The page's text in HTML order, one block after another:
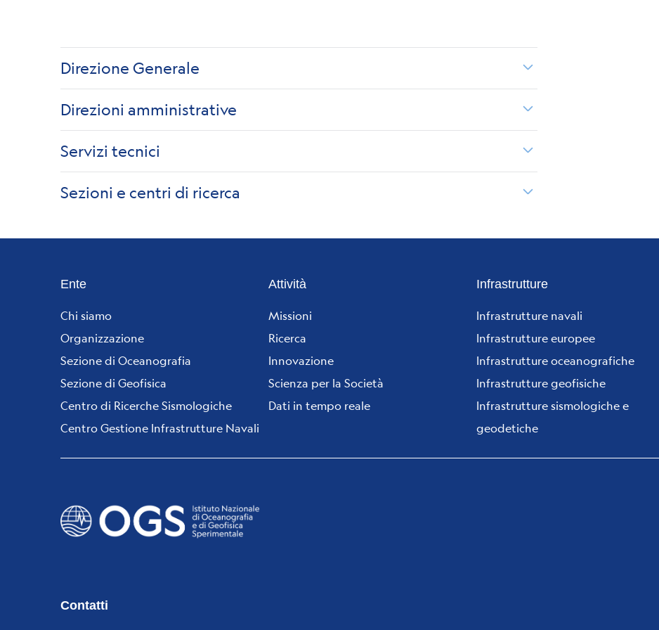
Direzione Generale
Direzioni amministrative
Servizi tecnici
Sezioni e centri di ricerca
Footer
menu
Ente
Chi siamo
Organizzazione
Sezione di Oceanografia
Sezione di Geofisica
Centro di Ricerche Sismologiche
Centro Gestione Infrastrutture Navali
Attività
Missioni
Ricerca
Innovazione
Scienza per la Società
Dati in tempo reale
Infrastrutture
Infrastrutture navali
Infrastrutture europee
Infrastrutture oceanografiche
Infrastrutture geofisiche
Infrastrutture sismologiche e
geodetiche
Contatti